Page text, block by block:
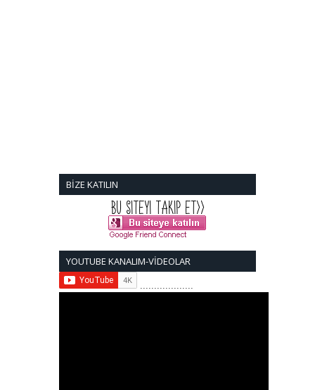
BİZE KATILIN
YOUTUBE KANALIM-VİDEOLAR
...................